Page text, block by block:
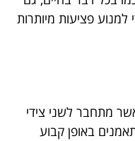
למנוע פציעות מיותרות
מתחבר לשני צידי
באופן קבוע